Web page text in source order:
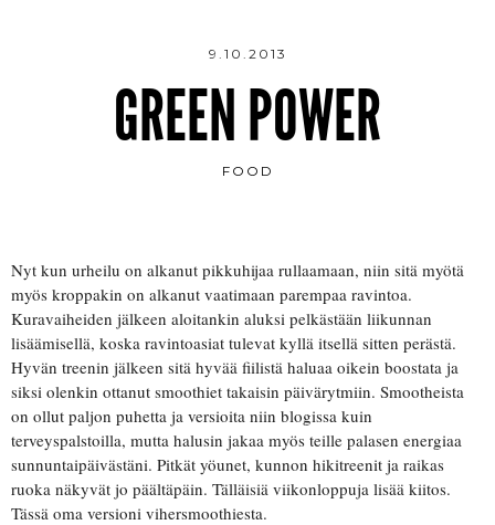
9.10.2013
GREEN POWER
FOOD
Nyt kun urheilu on alkanut pikkuhijaa rullaamaan, niin sitä myötä
myös kroppakin on alkanut vaatimaan parempaa ravintoa.
Kuravaiheiden jälkeen aloitankin aluksi pelkästään liikunnan
lisäämisellä, koska ravintoasiat tulevat kyllä itsellä sitten perästä.
Hyvän treenin jälkeen sitä hyvää fiilistä haluaa oikein boostata ja
siksi olenkin ottanut smoothiet takaisin päivärytmiin. Smootheista
on ollut paljon puhetta ja versioita niin blogissa kuin
terveyspalstoilla, mutta halusin jakaa myös teille palasen energiaa
sunnuntaipäivästäni. Pitkät yöunet, kunnon hikitreenit ja raikas
ruoka näkyvät jo päältäpäin. Tälläisiä viikonloppuja lisää kiitos.
Tässä oma versioni vihersmoothiesta.